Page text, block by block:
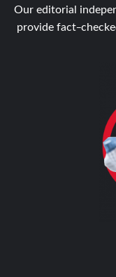
Our editorial
provide fact-